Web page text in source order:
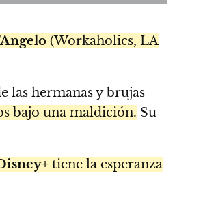
(Workaholics, LA
las hermanas y brujas
bajo una maldición. Su
tiene la esperanza